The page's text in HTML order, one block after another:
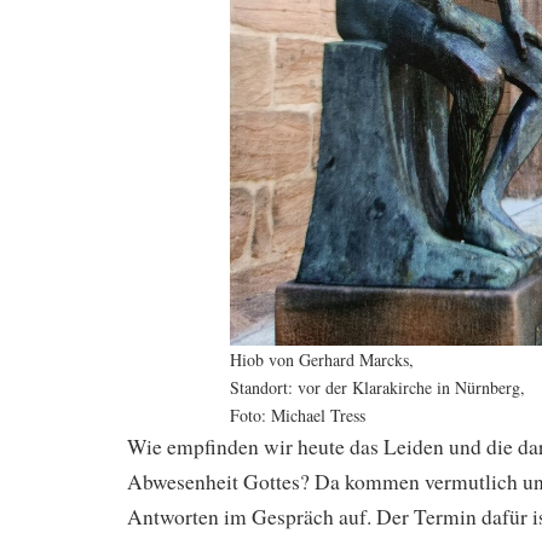
Hiob von Gerhard Marcks,
Standort: vor der Klarakirche in Nürnberg,
Foto: Michael Tress
Wie empfinden wir heute das Leiden und die
Abwesenheit Gottes? Da kommen vermutlich
Antworten im Gespräch auf. Der Termin dafür